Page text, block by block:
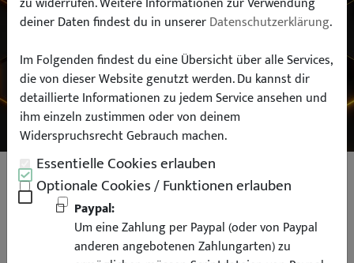
SUCHEN
LED SMD Innenraum Beleuchtung
für Porsche Boxster Cayman
Cayenne 911 997
deiner Daten findest du in unsererDatenschutzerklärung.
Im Folgenden findest du eine Übersicht über alle Services,
die von dieser Website genutzt werden. Du kannst dir
detaillierte Informationen zu jedem Service ansehen und
ihm einzeln zustimmen oder von deinem
Widerspruchsrecht Gebrauch machen.
Essentielle Cookies erlauben
Optionale Cookies / Funktionen erlauben
Paypal:
Um eine Zahlung per Paypal (oder von Paypal
anderen angebotenen Zahlungarten) zu